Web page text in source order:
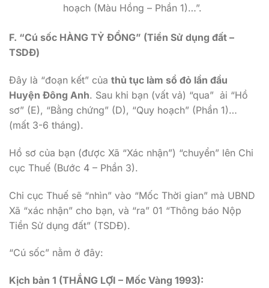
hoạch (Màu Hồng – Phần 1)…”.
F. “Cú sốc HÀNG TỶ ĐỒNG” (Tiền Sử dụng đất –
TSDĐ)
Đây là “đoạn kết” của thủ tục làm sổ đỏ lần đầu
Huyện Đông Anh. Sau khi bạn (vất vả) “qua” ải “Hồ
sơ” (E), “Bằng chứng” (D), “Quy hoạch” (Phần 1)…
(mất 3-6 tháng).
Hồ sơ của bạn (được Xã “Xác nhận”) “chuyển” lên Chi
cục Thuế (Bước 4 – Phần 3).
Chi cục Thuế sẽ “nhìn” vào “Mốc Thời gian” mà UBND
Xã “xác nhận” cho bạn, và “ra” 01 “Thông báo Nộp
Tiền Sử dụng đất” (TSDĐ).
“Cú sốc” nằm ở đây:
Kịch bản 1 (THẮNG LỢI – Mốc Vàng 1993):